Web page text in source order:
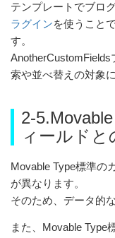
テンプレートでブロ
ラグインを使うこと
す。
索や並べ替えの対象
2-
ィールドと
Movable Type標準の
が異なります。
そのため、データ的
また、Movable Type